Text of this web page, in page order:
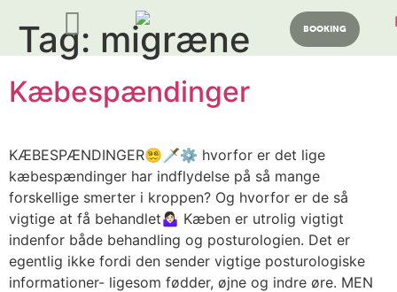
BOOKING
Tag: migræne
Kæbespændinger
KÆBESPÆNDINGER😵‍💫🗡⚙️ hvorfor er det lige
kæbespændinger har indflydelse på så mange
forskellige smerter i kroppen? Og hvorfor er de så
vigtige at få behandlet🤷🏻‍♀️ Kæben er utrolig vigtigt
indenfor både behandling og posturologien. Det er
egentlig ikke fordi den sender vigtige posturologiske
informationer- ligesom fødder, øjne og indre øre. MEN